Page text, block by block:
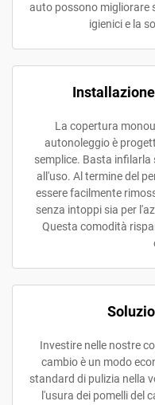
auto possono migliorare
igienici e la
La copertura
autonoleggio è
semplice. Basta infilarla
all'uso. Al termine del
essere facilmente
senza intoppi sia per
Questa comodità
Investire nelle nostre
cambio è un modo
standard di pulizia nella
l'usura dei pomelli del